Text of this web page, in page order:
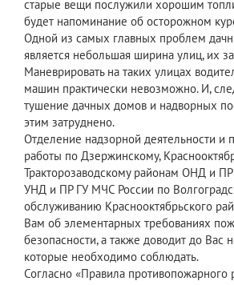
старые вещи послужили хорошим
будет напоминание об осторожном
Одной из самых главных проблем
является небольшая ширина улиц, их
Маневрировать на таких улицах
машин практически невозможно. И,
тушение дачных домов и надворных
этим затруднено.
Отделение надзорной деятельности и
работы по Дзержинскому,
Тракторозаводскому районам ОНД и ПР
УНД и ПР ГУ МЧС России по
обслуживанию Краснооктябрьского
Вам об элементарных требованиях
безопасности, а также доводит до Вас
которые необходимо соблюдать.
Согласно «Правила противопожарного